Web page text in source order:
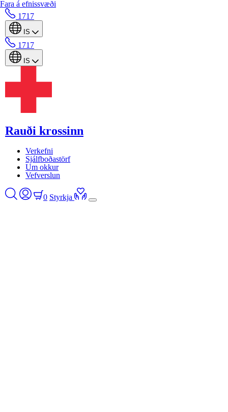
Fara á efnissvæði
1717
IS
1717
IS
Rauði krossinn
Verkefni
Sjálfboðastörf
Um okkur
Vefverslun
0 Styrkja